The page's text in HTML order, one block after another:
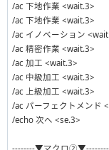
/ac 下地作業 <wait.3>
/ac 下地作業 <wait.3>
/ac イノベーション
/ac 精密作業 <wait.3>
/ac 加工 <wait.3>
/ac 中級加工 <wait.3>
/ac 上級加工 <wait.3>
/ac パーフェクトメンド
/echo 次へ <se.3>